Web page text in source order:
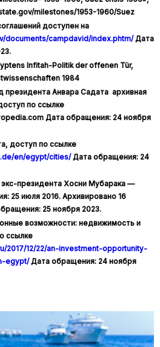
milestones/1953-1960/Suez
доступен на
documents/campdavid/index.phtm/Дата
Infitah-Politik der offenen Tür,
1984
президента Анвара Садата архивная
по ссылке
Дата обращения: 24 ноября
доступ по ссылке
en/egypt/cities/Дата обращения: 24
экс-президента Хосни Мубарака —
25 июля 2016. Архивировано 16
25 ноября 2023.
возможности: недвижимость и
ссылке
2017/12/22/an-investment-opportunity-
egypt/Дата обращения: 24 ноября